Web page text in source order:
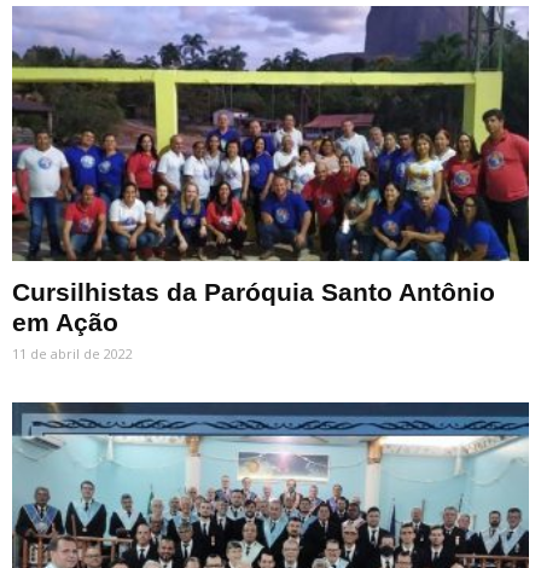
Cursilhistas da Paróquia Santo Antônio
em Ação
11 de abril de 2022